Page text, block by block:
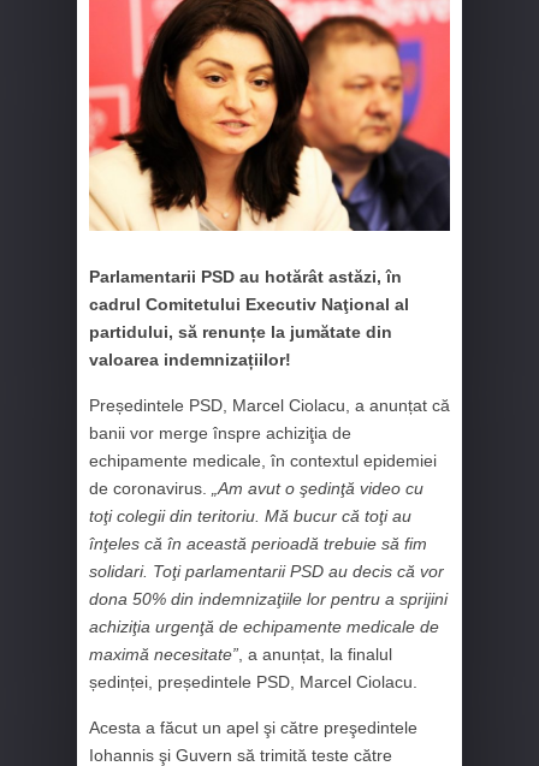
Parlamentarii PSD au hotărât astăzi, în
cadrul Comitetului Executiv Naţional al
partidului, să renunțe la jumătate din
valoarea indemnizațiilor!
Președintele PSD, Marcel Ciolacu, a anunțat că
banii vor merge înspre achiziţia de
echipamente medicale, în contextul epidemiei
de coronavirus.
„Am avut o şedinţă video cu
toţi colegii din teritoriu. Mă bucur că toţi au
înţeles că în această perioadă trebuie să fim
solidari. Toţi parlamentarii PSD au decis că vor
dona 50% din indemnizaţiile lor pentru a sprijini
achiziţia urgenţă de echipamente medicale de
maximă necesitate” , a anunțat, la finalul
ședinței, președintele PSD, Marcel Ciolacu.
Acesta a făcut un apel şi către preşedintele
Iohannis şi Guvern să trimită teste către